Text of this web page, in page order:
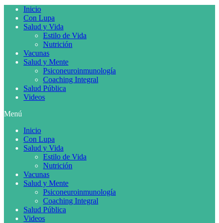
Inicio
Con Lupa
Salud y Vida
Estilo de Vida
Nutrición
Vacunas
Salud y Mente
Psiconeuroinmunología
Coaching Integral
Salud Pública
Videos
Menú
Inicio
Con Lupa
Salud y Vida
Estilo de Vida
Nutrición
Vacunas
Salud y Mente
Psiconeuroinmunología
Coaching Integral
Salud Pública
Videos